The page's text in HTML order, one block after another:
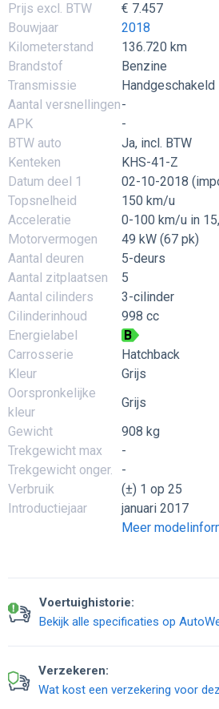
Prijs excl. BTW
€ 7.457
Bouwjaar
2018
Kilometerstand
136.720 km
Brandstof
Benzine
Transmissie
Handgeschakeld
Aantal versnellingen-
APK
-
BTW auto
Ja, incl. BTW
Kenteken
KHS-41-Z
Datum deel 1
02-10-2018
Topsnelheid
150 km/u
Acceleratie
0-100 km/u in
Motorvermogen
49 kW (67 pk)
Aantal deuren
5-deurs
Aantal zitplaatsen
5
Aantal cilinders
3-cilinder
Cilinderinhoud
998 cc
Energielabel
B
Carrosserie
Hatchback
Kleur
Grijs
Oorspronkelijke
kleur
Grijs
Gewicht
908 kg
Trekgewicht max
-
Trekgewicht onger.
-
Verbruik
(±) 1 op 25
Introductiejaar
januari 2017
Meer
Voertuighistorie:
Bekijk alle specificaties op
Verzekeren:
Wat kost een verzekering voor